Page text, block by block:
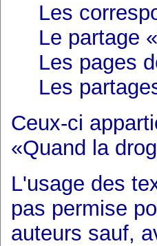
Les
Le partage
Les pages
Les
Ceux-ci
«Quand la
L'usage des
pas permise
auteurs sauf,